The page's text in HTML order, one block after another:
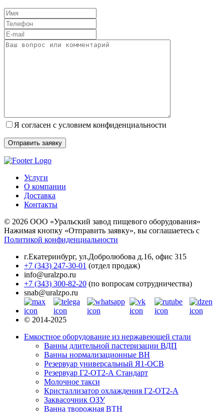
Я согласен с условием конфиденциальности
Услуги
О компании
Доставка
Контакты
© 2026 ООО «Уральский завод пищевого оборудования»
Нажимая кнопку «Отправить заявку», вы соглашаетесь с
Политикой конфиденциальности
г.Екатеринбург, ул.Добролюбова д.16, офис 315
+7 (343) 247-30-01 (отдел продаж)
info@uralzpo.ru
+7 (343) 300-82-20 (по вопросам сотрудничества)
snab@uralzpo.ru
© 2014-2025
Емкостное оборудование из нержавеющей стали
Ванны длительной пастеризации ВДП
Ванны нормализационные ВН
Резервуар универсальный Я1-ОСВ
Резервуар Г2-ОТ2-А Стандарт
Молочное такси
Кристаллизатор охлаждения Г2-ОТ2-А
Заквасочник ОЗУ
Ванна творожная ВТН